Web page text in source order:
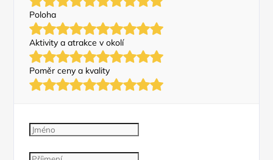
Poloha
Aktivity a atrakce v okolí
Poměr ceny a kvality